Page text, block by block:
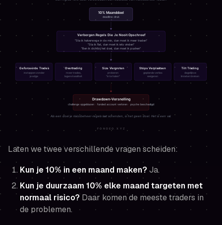
Laten we twee verschillende vragen scheiden:
Kun je 10% in een maand maken? Ja.
Kun je duurzaam 10% elke maand targeten met
normaal risico?Daar komen de meeste traders in
de problemen.